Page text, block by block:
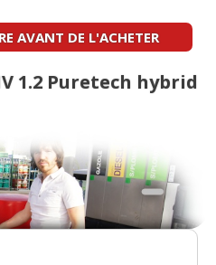
:2n'aiment pas
AVANT DE L'ACHETER
1.2 Puretech hybrid